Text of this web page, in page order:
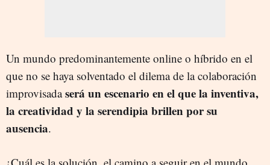
Un mundo predominantemente online o híbrido en el
que no se haya solventado el dilema de la colaboración
improvisadaserá un escenario en el que la inventiva,
la creatividad y la serendipia brillen por su
ausencia.